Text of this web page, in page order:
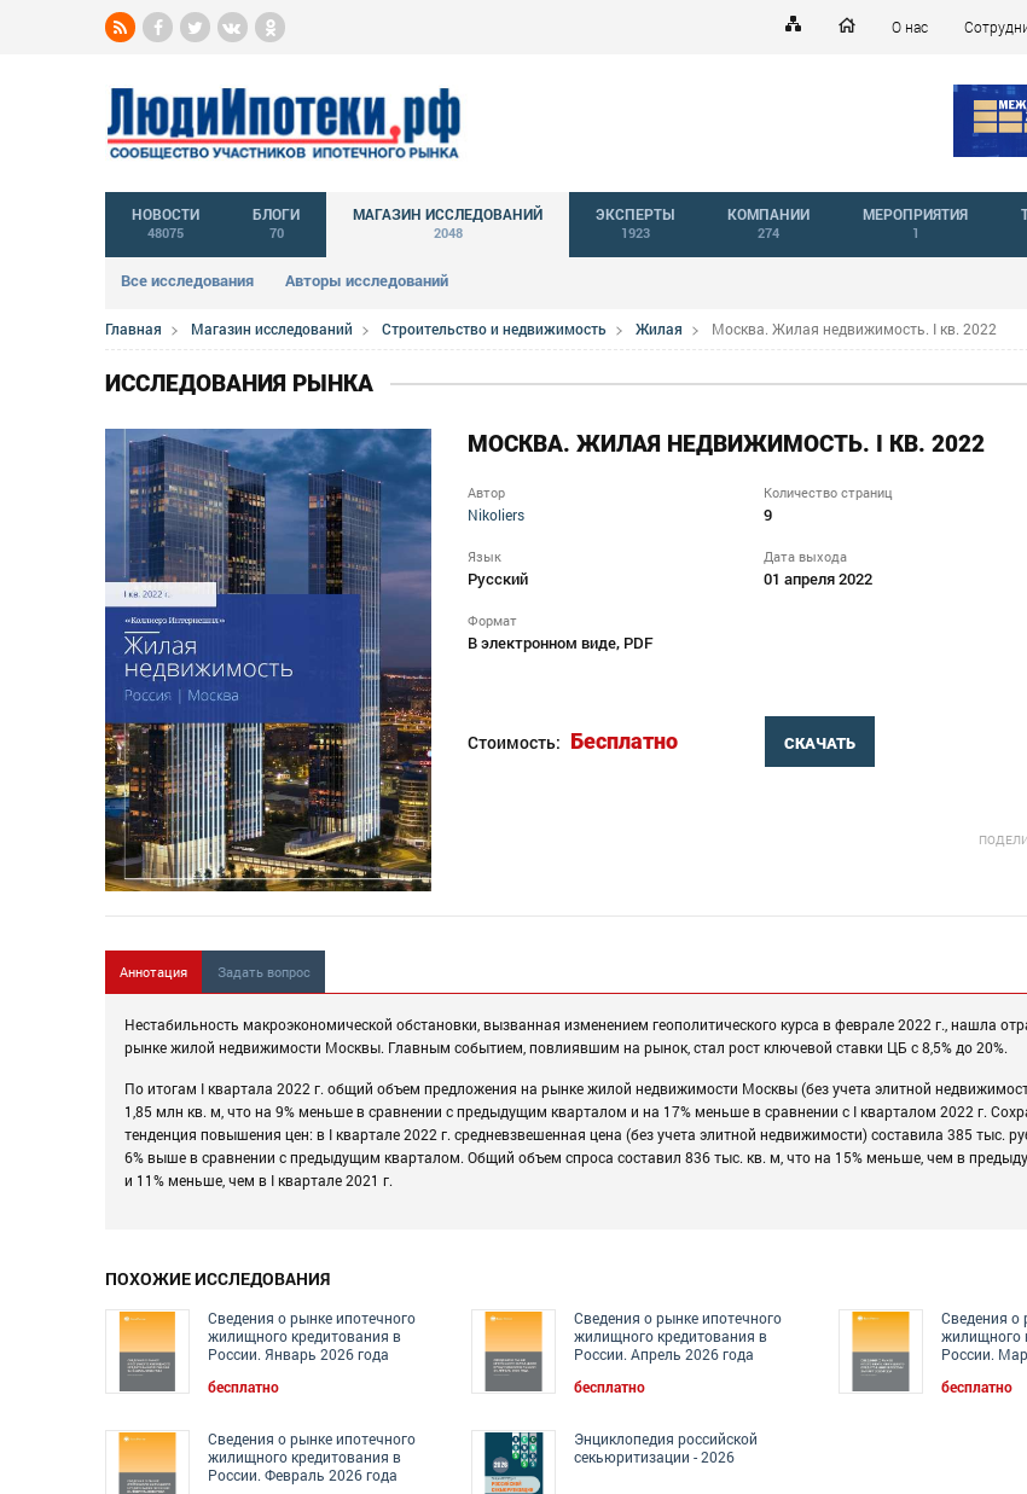
О нас
НОВОСТИ
48075
БЛОГИ
70
МАГАЗИН ИССЛЕДОВАНИЙ
2048
Все исследования Авторы исследований
ЭКСПЕРТЫ
1923
КОМПАНИИ
274
МЕРОПРИЯТИЯ
1
Главная Магазин исследований Строительство и недвижимость Жилая Москва. Жилая недвижимость. I кв. 2022
ИССЛЕДОВАНИЯ РЫНКА
МОСКВА. ЖИЛАЯ НЕДВИЖИМОСТЬ. I КВ. 2022
Автор
Nikoliers
Количество страниц
9
Язык
Русский
Дата выхода
01 апреля 2022
Формат
В электронном виде, PDF
Стоимость: Бесплатно СКАЧАТЬ
Аннотация Задать вопрос
Нестабильность макроэкономической обстановки, вызванная изменением геополитического курса в феврале 2022 г., нашла
рынке жилой недвижимости Москвы. Главным событием, повлиявшим на рынок, стал рост ключевой ставки ЦБ с 8,5% до 20%.
По итогам I квартала 2022 г. общий объем предложения на рынке жилой недвижимости Москвы (без учета элитной
1,85 млн кв. м, что на 9% меньше в сравнении с предыдущим кварталом и на 17% меньше в сравнении с I кварталом 2022 г.
тенденция повышения цен: в I квартале 2022 г. средневзвешенная цена (без учета элитной недвижимости) составила 385 тыс.
6% выше в сравнении с предыдущим кварталом. Общий объем спроса составил 836 тыс. кв. м, что на 15% меньше, чем в
и 11% меньше, чем в I квартале 2021 г.
ПОХОЖИЕ ИССЛЕДОВАНИЯ
Сведения о рынке ипотечного
жилищного кредитования в
России. Январь 2026 года
бесплатно
Сведения о рынке ипотечного
жилищного кредитования в
России. Апрель 2026 года
бесплатно
Сведения о
жилищного
России.
бесплатно
Сведения о рынке ипотечного
жилищного кредитования в
России. Февраль 2026 года
Энциклопедия российской
секьюритизации - 2026